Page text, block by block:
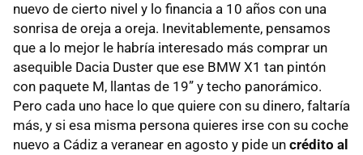
nuevo de cierto nivel y lo financia a 10 años con una
sonrisa de oreja a oreja. Inevitablemente, pensamos
que a lo mejor le habría interesado más comprar un
asequible Dacia Duster que ese BMW X1 tan pintón
con paquete M, llantas de 19” y techo panorámico.
Pero cada uno hace lo que quiere con su dinero, faltaría
más, y si esa misma persona quieres irse con su coche
nuevo a Cádiz a veranear en agosto y pide un crédito al